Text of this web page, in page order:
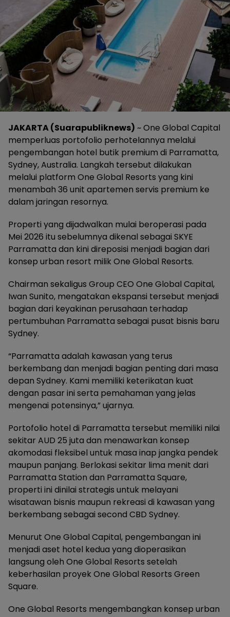
JAKARTA (Suarapubliknews) ~ One Global Capital
memperluas portofolio perhotelannya melalui
pengembangan hotel butik premium di Parramatta,
Sydney, Australia. Langkah tersebut dilakukan
melalui platform One Global Resorts yang kini
menambah 36 unit apartemen servis premium ke
dalam jaringan resornya.
Properti yang dijadwalkan mulai beroperasi pada
Mei 2026 itu sebelumnya dikenal sebagai SKYE
Parramatta dan kini direposisi menjadi bagian dari
konsep urban resort milik One Global Resorts.
Chairman sekaligus Group CEO One Global Capital,
Iwan Sunito, mengatakan ekspansi tersebut menjadi
bagian dari keyakinan perusahaan terhadap
pertumbuhan Parramatta sebagai pusat bisnis baru
Sydney.
“Parramatta adalah kawasan yang terus
berkembang dan menjadi bagian penting dari masa
depan Sydney. Kami memiliki keterikatan kuat
dengan pasar ini serta pemahaman yang jelas
mengenai potensinya,” ujarnya.
Portofolio hotel di Parramatta tersebut memiliki nilai
sekitar AUD 25 juta dan menawarkan konsep
akomodasi fleksibel untuk masa inap jangka pendek
maupun panjang. Berlokasi sekitar lima menit dari
Parramatta Station dan Parramatta Square,
properti ini dinilai strategis untuk melayani
wisatawan bisnis maupun rekreasi di kawasan yang
berkembang sebagai second CBD Sydney.
Menurut One Global Capital, pengembangan ini
menjadi aset hotel kedua yang dioperasikan
langsung oleh One Global Resorts setelah
keberhasilan proyek One Global Resorts Green
Square.
One Global Resorts mengembangkan konsep urban